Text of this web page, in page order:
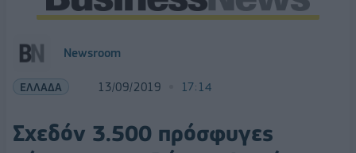
Newsroom
ΕΛΛΑΔΑ 13/09/2019 17:14
Σχεδόν 3.500 πρόσφυγες